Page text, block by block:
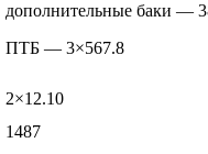
дополнительные баки —
ПТБ — 3×567.8
2×12.10
1487